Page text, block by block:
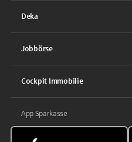
Deka
Jobbörse
Cockpit Immobilie
App Sparkasse